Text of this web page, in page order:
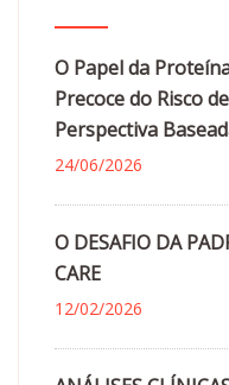
O Papel da
Precoce do Risco
Perspectiva
24/06/2026
O DESAFIO DA
CARE
12/02/2026